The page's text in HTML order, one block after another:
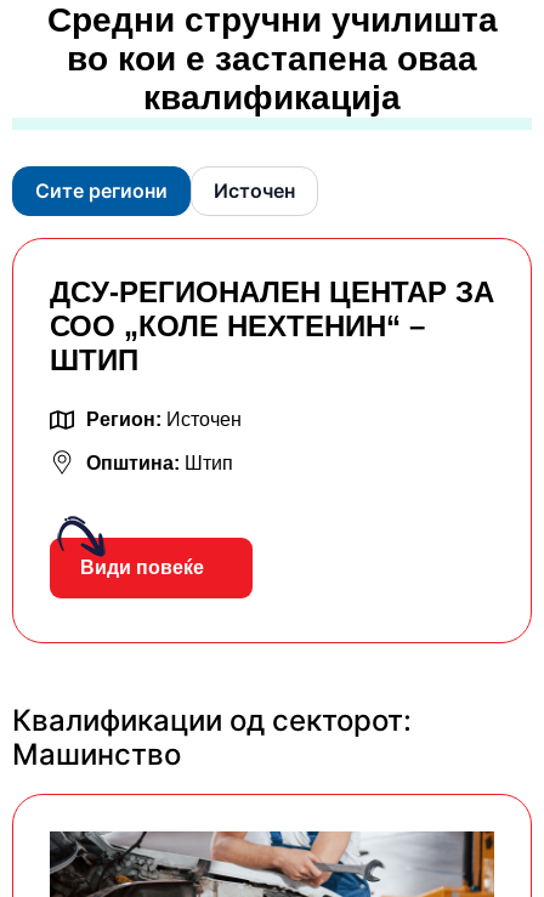
Средни стручни училишта
во кои е застапена оваа
квалификација
Сите региони Источен
ДСУ-РЕГИОНАЛЕН ЦЕНТАР ЗА
СОО „КОЛЕ НЕХТЕНИН“ –
ШТИП
Регион: Источен
Општина: Штип
Види повеќе
Квалификации од секторот:
Машинство